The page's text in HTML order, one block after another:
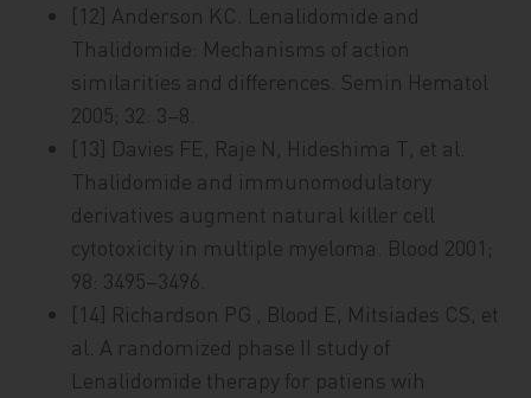
[12] Anderson KC. Lenalidomide and
Thalidomide: Mechanisms of action
similarities and differences. Semin Hematol
2005; 32: 3–8.
[13] Davies FE, Raje N, Hideshima T, et al.
Thalidomide and immunomodulatory
derivatives augment natural killer cell
cytotoxicity in multiple myeloma. Blood 2001;
98: 3495–3496.
[14] Richardson PG , Blood E, Mitsiades CS, et
al. A randomized phase II study of
Lenalidomide therapy for patiens wih